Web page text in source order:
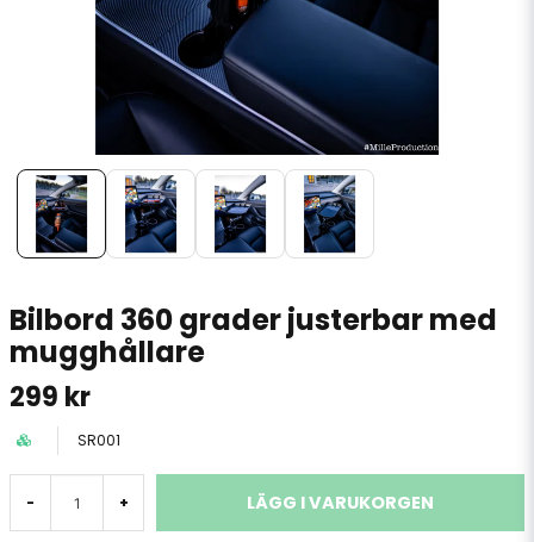
Bilbord 360 grader justerbar med
mugghållare
299 kr
SR001
- + LÄGG I VARUKORGEN